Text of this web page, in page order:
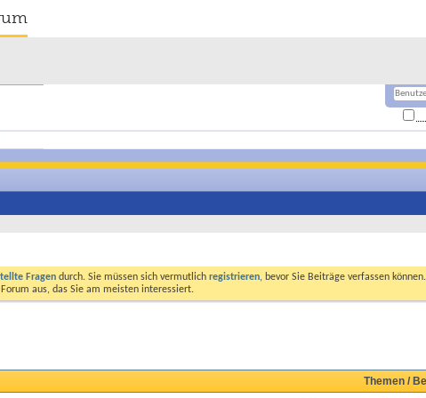
Fragen durch. Sie müssen sich vermutlich registrieren, bevor Sie Beiträge verfassen
aus, das Sie am meisten interessiert.
Themen /